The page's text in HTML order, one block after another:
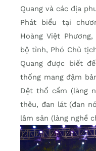
Quang và các địa
Phát biểu tại
Hoàng Việt
bộ tỉnh, Phó Chủ
Quang được biết
thống mang đậm
Dệt thổ cẩm (làng
thêu, đan lát (đan
lâm sản (làng nghề